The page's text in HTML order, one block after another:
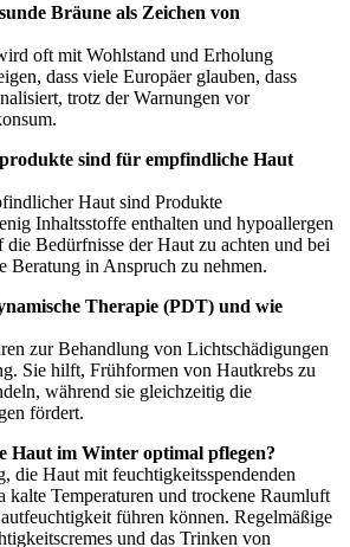
Bräune als Zeichen von
oft mit Wohlstand und Erholung
dass viele Europäer glauben, dass
trotz der Warnungen vor
sind für empfindliche Haut
Haut sind Produkte
Inhaltsstoffe enthalten und hypoallergen
Bedürfnisse der Haut zu achten und bei
Beratung in Anspruch zu nehmen.
Therapie (PDT) und wie
zur Behandlung von Lichtschädigungen
Sie hilft, Frühformen von Hautkrebs zu
während sie gleichzeitig die
fördert.
Haut im Winter optimal pflegen?
die Haut mit feuchtigkeitsspendenden
kalte Temperaturen und trockene Raumluft
führen können. Regelmäßige
und das Trinken von